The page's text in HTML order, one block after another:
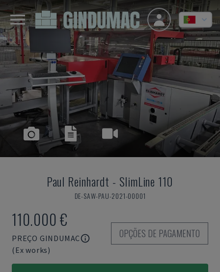
Paul Reinhardt - SlimLine 110
DE-SAW-PAU-2021-00001
110.000 €
PREÇO GINDUMAC
(Ex works)
OPÇÕES DE PAGAMENTO